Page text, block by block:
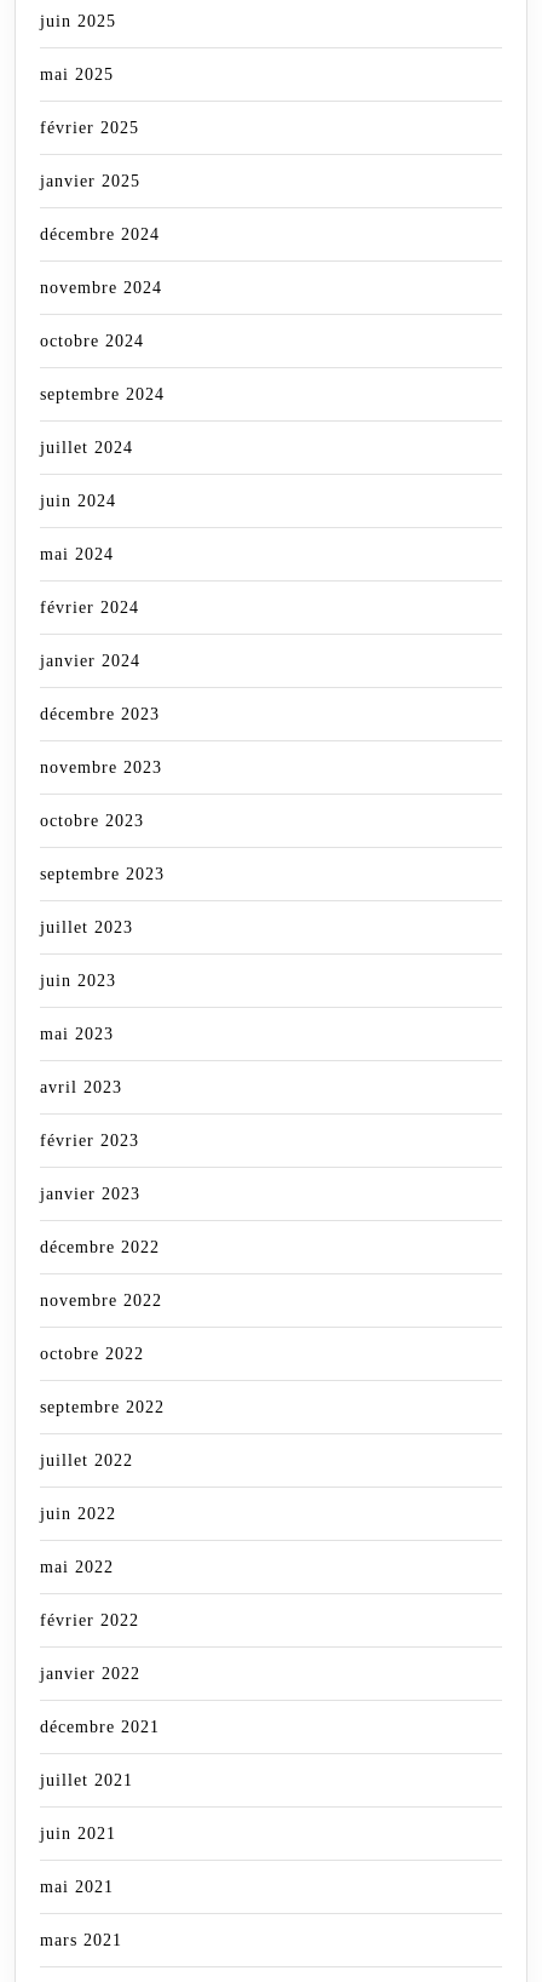
juin 2025
mai 2025
février 2025
janvier 2025
décembre 2024
novembre 2024
octobre 2024
septembre 2024
juillet 2024
juin 2024
mai 2024
février 2024
janvier 2024
décembre 2023
novembre 2023
octobre 2023
septembre 2023
juillet 2023
juin 2023
mai 2023
avril 2023
février 2023
janvier 2023
décembre 2022
novembre 2022
octobre 2022
septembre 2022
juillet 2022
juin 2022
mai 2022
février 2022
janvier 2022
décembre 2021
juillet 2021
juin 2021
mai 2021
mars 2021